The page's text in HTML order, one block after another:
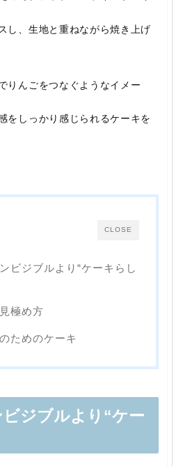
し、生地と重ねながら焼き上げ
りんごをつなぐようなイメー
をしっかり感じられるケーキを
CLOSE
ビジブルより“ケーキらし
極め方
ためのケーキ
ジブルより“ケー